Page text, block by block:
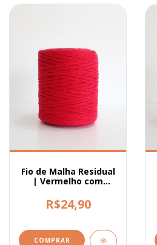
Fio de Malha Residual
| Vermelho com
R$24,90